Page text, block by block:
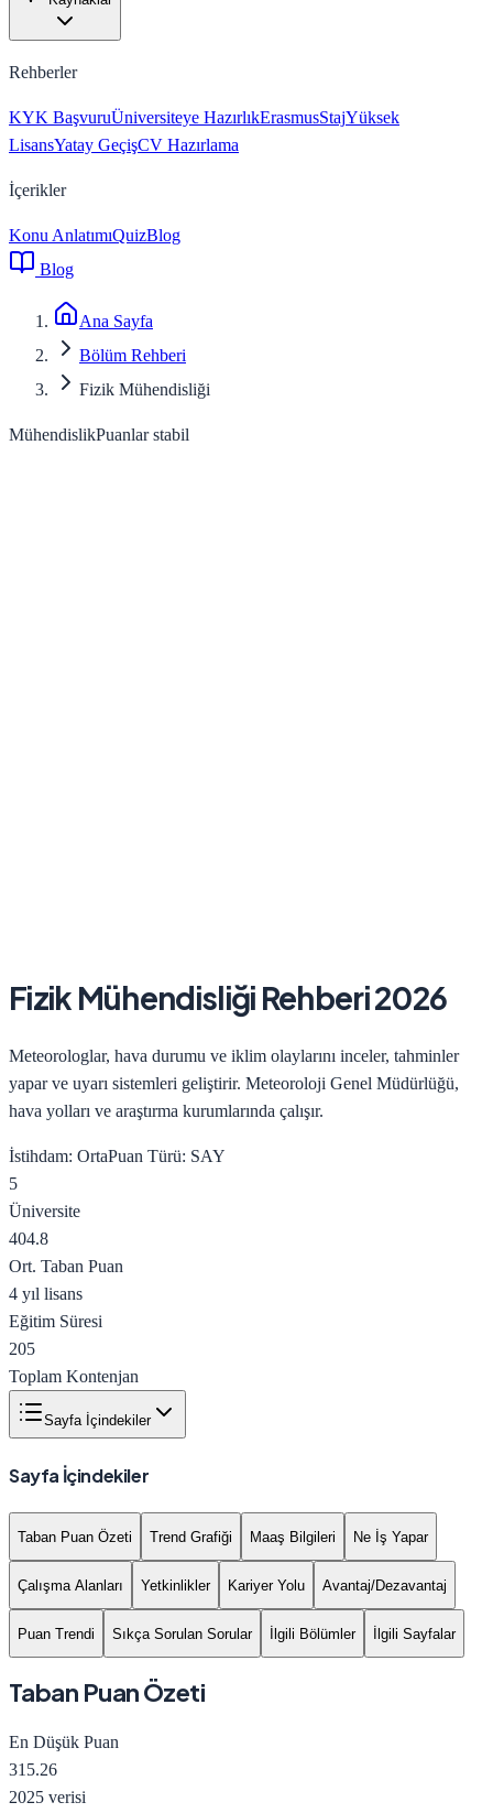
Rehberler
KYK BaşvuruÜniversiteye HazırlıkErasmusStajYüksek
LisansYatay GeçişCV Hazırlama
İçerikler
Konu AnlatımıQuizBlog
Blog
Ana Sayfa
Bölüm Rehberi
Fizik Mühendisliği
MühendislikPuanlar stabil
Fizik Mühendisliği Rehberi 2026
Meteorologlar, hava durumu ve iklim olaylarını inceler, tahminler
yapar ve uyarı sistemleri geliştirir. Meteoroloji Genel Müdürlüğü,
hava yolları ve araştırma kurumlarında çalışır.
İstihdam: OrtaPuan Türü: SAY
5
Üniversite
404.8
Ort. Taban Puan
4 yıl lisans
Eğitim Süresi
205
Toplam Kontenjan
Sayfa İçindekiler
Sayfa İçindekiler
Taban Puan Özeti Trend Grafiği Maaş Bilgileri Ne İş Yapar
Çalışma Alanları Yetkinlikler Kariyer Yolu Avantaj/Dezavantaj
Puan Trendi Sıkça Sorulan Sorular İlgili Bölümler İlgili Sayfalar
Taban Puan Özeti
En Düşük Puan
315.26
2025 verisi